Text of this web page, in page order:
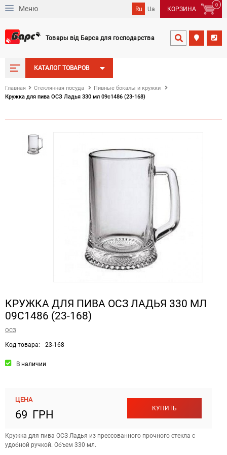
Меню Ru Ua
0
КОРЗИНА
Товары від Барса для господарства  
КАТАЛОГ ТОВАРОВ
Главная Стеклянная посуда
Пивные бокалы и кружки
Кружка для пива ОСЗ Ладья 330 мл 09с1486 (23-168)
КРУЖКА ДЛЯ ПИВА ОСЗ ЛАДЬЯ 330 МЛ
09С1486 (23-168)
ОСЗ
Код товара: 23-168
В наличии
ЦЕНА
69 ГРН КУПИТЬ
Кружка для пива ОСЗ Ладья из прессованного прочного стекла с
удобной ручкой. Объем 330 мл.